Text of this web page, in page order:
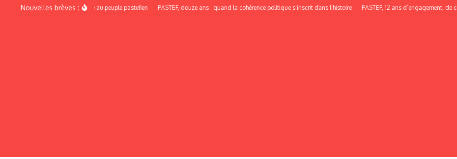
Aller au contenu
Nouvelles brèves :
Discours de recadrage au peuple pastefien PASTEF, douze ans : quand la cohérence politique s’inscrit dans l’histoire PASTEF, 12 ans d’engagement, de